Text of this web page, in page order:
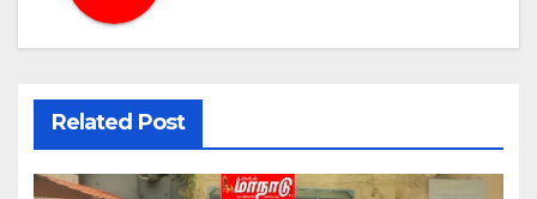
Related Post